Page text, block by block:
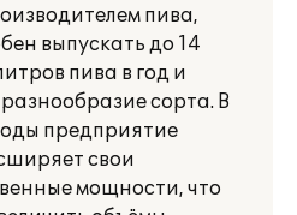
пива,
выпускать до 14
пива в год и
сорта. В
предприятие
свои
мощности, что